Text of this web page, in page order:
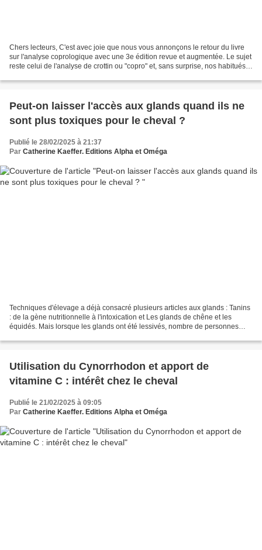
Chers lecteurs, C'est avec joie que nous vous annonçons le retour du livre
sur l'analyse coprologique avec une 3e édition revue et augmentée. Le sujet
reste celui de l'analyse de crottin ou "copro" et, sans surprise, nos habitués y
Peut-on laisser l'accès aux glands quand ils ne
sont plus toxiques pour le cheval ?
Publié le 28/02/2025 à 21:37
Par Catherine Kaeffer. Editions Alpha et Oméga
Techniques d'élevage a déjà consacré plusieurs articles aux glands : Tanins
: de la gène nutritionnelle à l'intoxication et Les glands de chêne et les
équidés. Mais lorsque les glands ont été lessivés, nombre de personnes
Utilisation du Cynorrhodon et apport de
vitamine C : intérêt chez le cheval
Publié le 21/02/2025 à 09:05
Par Catherine Kaeffer. Editions Alpha et Oméga